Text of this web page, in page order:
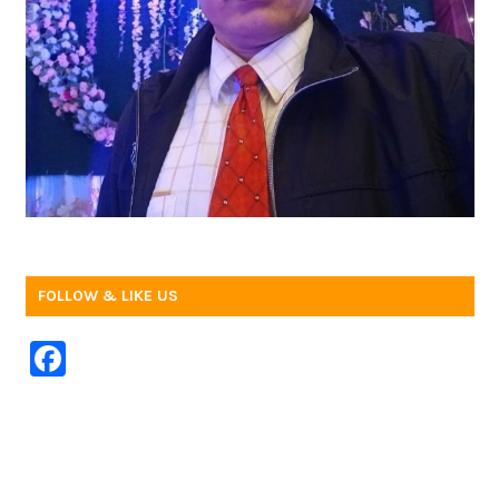
FOLLOW & LIKE US
F